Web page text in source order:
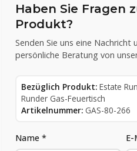
Haben Sie Fragen
Produkt?
Senden Sie uns eine Nachricht
persönliche Beratung von
Bezüglich Produkt: Estate
Runder Gas-Feuertisch
Artikelnummer: GAS-80-266
Name *